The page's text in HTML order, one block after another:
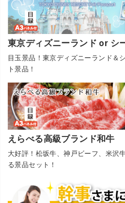
東京ディズニーランド or シ
目玉景品！東京ディズニーランド＆
ト景品！
えらべる高級ブランド和牛
大好評！松坂牛、神戸ビーフ、米沢
る景品セット！